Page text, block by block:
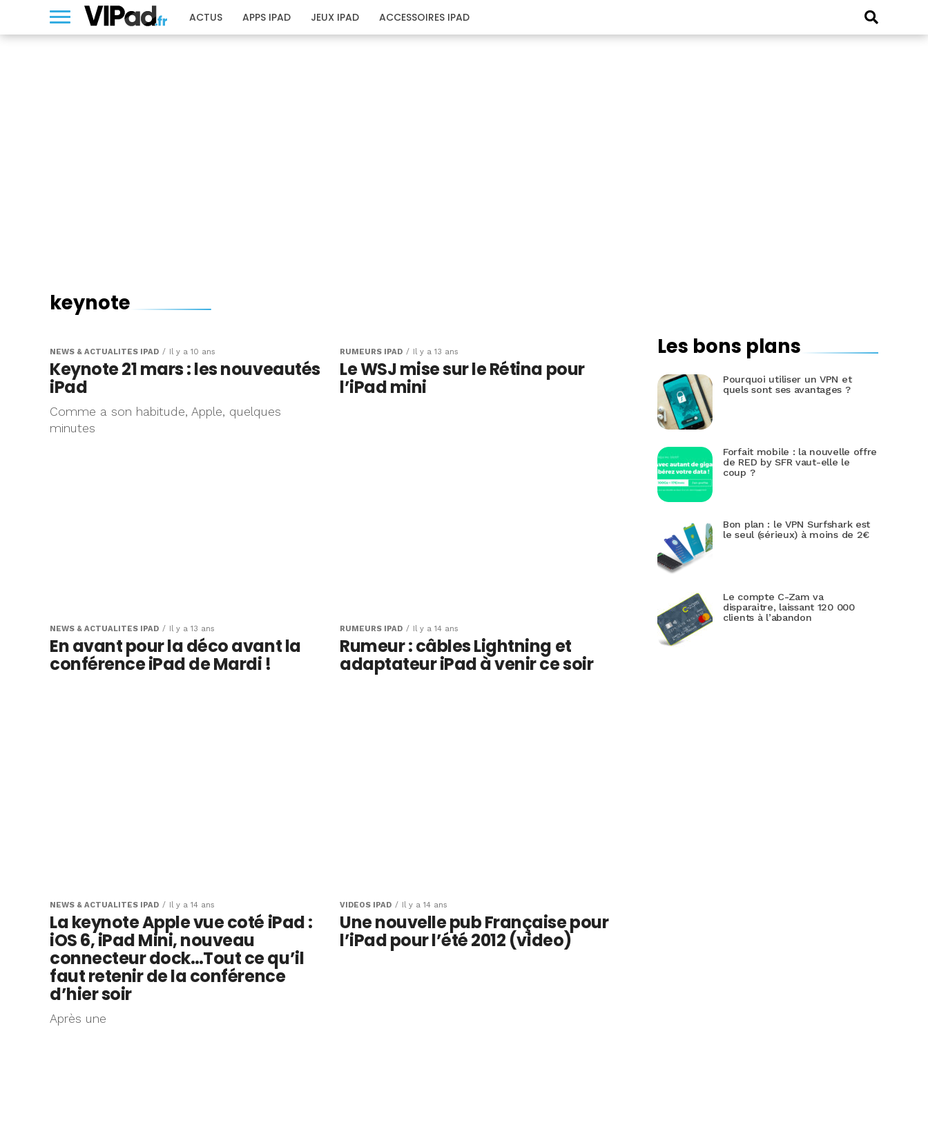
ACTUS APPS IPAD JEUX IPAD ACCESSOIRES IPAD
KEYNOTE
rendez-vous d’un
gestionnaire de fichiers
Aujourd’hui est le jour J pour
keynote
NEWS & ACTUALITÉS IPAD Il y a 10 ans
Keynote 21 mars : les nouveautés
iPad
Comme a son habitude, Apple, quelques
minutes
RUMEURS IPAD Il y a 13 ans
Le WSJ mise sur le Rétina pour
l’iPad mini
NEWS & ACTUALITÉS IPAD Il y a 13 ans
En avant pour la déco avant la
conférence iPad de Mardi !
RUMEURS IPAD Il y a 14 ans
Rumeur : câbles Lightning et
adaptateur iPad à venir ce soir
NEWS & ACTUALITÉS IPAD Il y a 14 ans
La keynote Apple vue coté iPad :
iOS 6, iPad Mini, nouveau
connecteur dock…Tout ce qu’il
faut retenir de la conférence
d’hier soir
Après une
VIDÉOS IPAD Il y a 14 ans
Une nouvelle pub Française pour
l’iPad pour l’été 2012 (video)
Les bons plans
Pourquoi utiliser un VPN et
quels sont ses avantages ?
Forfait mobile : la nouvelle offre
de RED by SFR vaut-elle le
coup ?
Bon plan : le VPN Surfshark est
le seul (sérieux) à moins de 2€
Le compte C-Zam va
disparaitre, laissant 120 000
clients à l’abandon